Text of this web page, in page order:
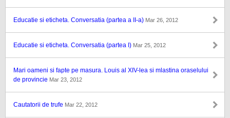
Educatie si eticheta. Conversatia (partea a II-a) Mar 26, 2012
Educatie si eticheta. Conversatia (partea I) Mar 25, 2012
Mari oameni si fapte pe masura. Louis al XIV-lea si mlastina oraselului
de provincie Mar 23, 2012
Cautatorii de trufe Mar 22, 2012